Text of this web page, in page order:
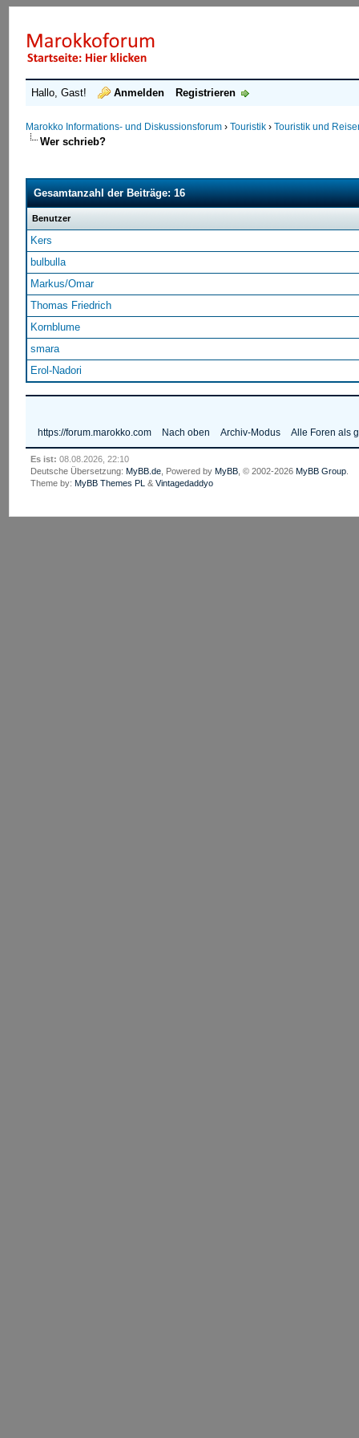
Hallo, Gast! Anmelden Registrieren
Marokko Informations- und Diskussionsforum ›Touristik ›Touristik und
Wer schrieb?
Gesamtanzahl der Beiträge: 16
Benutzer
Kers
bulbulla
Markus/Omar
Thomas Friedrich
Kornblume
smara
Erol-Nadori
https://forum.marokko.com Nach oben Archiv-Modus Alle Foren als
Es ist: 08.08.2026, 22:10
Deutsche Übersetzung:MyBB.de , Powered byMyBB , © 2002-2026MyBB Group
Theme by:MyBB Themes PL &Vintagedaddyo